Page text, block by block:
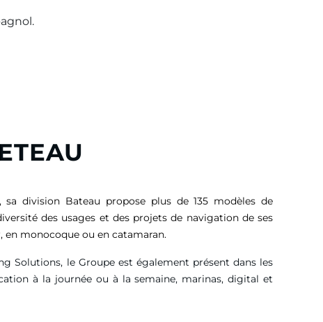
sa division Bateau propose plus de 135 modèles de
des usages et des projets de navigation de ses
en monocoque ou en catamaran.
Solutions, le Groupe est également présent dans les
à la journée ou à la semaine, marinas, digital et